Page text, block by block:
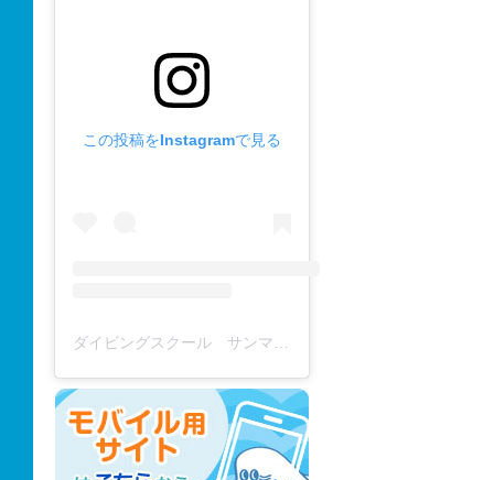
この投稿をInstagramで見る
ダイビングスクール サンマーレ / diving school(@diving_school_sanmare)がシェアした投稿